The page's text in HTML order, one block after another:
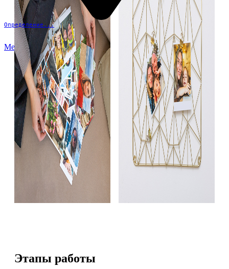
Определение...
Меню
Этапы работы